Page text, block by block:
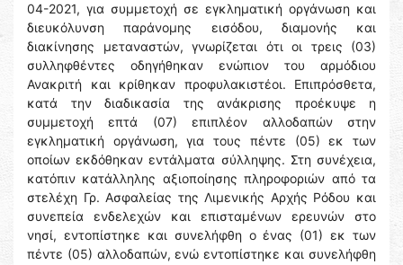
04-2021, για συμμετοχή σε εγκληματική οργάνωση και
διευκόλυνση παράνομης εισόδου, διαμονής και
διακίνησης μεταναστών, γνωρίζεται ότι οι τρεις (03)
συλληφθέντες οδηγήθηκαν ενώπιον του αρμόδιου
Ανακριτή και κρίθηκαν προφυλακιστέοι. Επιπρόσθετα,
κατά την διαδικασία της ανάκρισης προέκυψε η
συμμετοχή επτά (07) επιπλέον αλλοδαπών στην
εγκληματική οργάνωση, για τους πέντε (05) εκ των
οποίων εκδόθηκαν εντάλματα σύλληψης. Στη συνέχεια,
κατόπιν κατάλληλης αξιοποίησης πληροφοριών από τα
στελέχη Γρ. Ασφαλείας της Λιμενικής Αρχής Ρόδου και
συνεπεία ενδελεχών και επισταμένων ερευνών στο
νησί, εντοπίστηκε και συνελήφθη ο ένας (01) εκ των
πέντε (05) αλλοδαπών, ενώ εντοπίστηκε και συνελήφθη